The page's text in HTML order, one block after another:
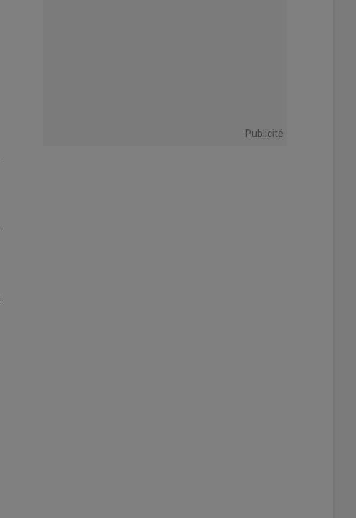
Publicité